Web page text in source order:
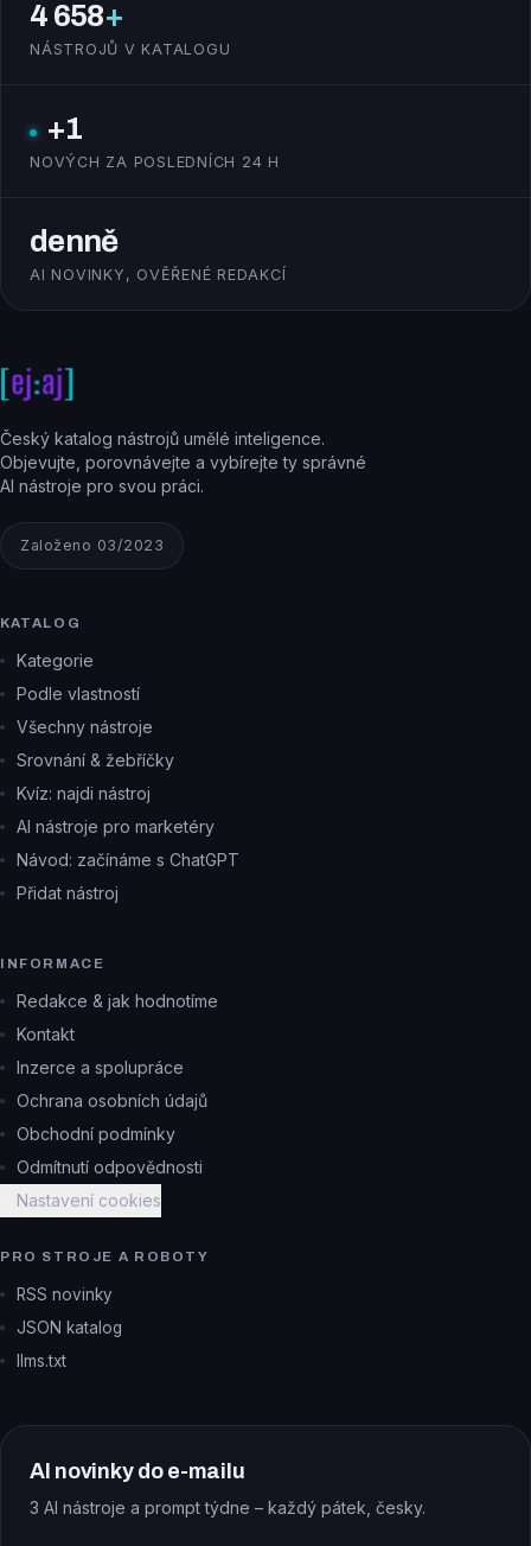
4 658+
NÁSTROJŮ V KATALOGU
+1
NOVÝCH ZA POSLEDNÍCH 24 H
denně
AI NOVINKY, OVĚŘENÉ REDAKCÍ
Český katalog nástrojů umělé inteligence.
Objevujte, porovnávejte a vybírejte ty správné
AI nástroje pro svou práci.
Založeno 03/2023
KATALOG
Kategorie
Podle vlastností
Všechny nástroje
Srovnání & žebříčky
Kvíz: najdi nástroj
AI nástroje pro marketéry
Návod: začínáme s ChatGPT
Přidat nástroj
INFORMACE
Redakce & jak hodnotíme
Kontakt
Inzerce a spolupráce
Ochrana osobních údajů
Obchodní podmínky
Odmítnutí odpovědnosti
Nastavení cookies
PRO STROJE A ROBOTY
RSS novinky
JSON katalog
llms.txt
AI novinky do e-mailu
3 AI nástroje a prompt týdne – každý pátek, česky.